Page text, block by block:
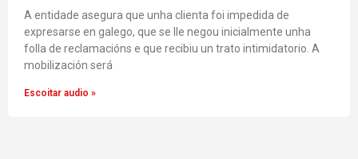
A entidade asegura que unha clienta foi impedida de
expresarse en galego, que se lle negou inicialmente unha
folla de reclamacións e que recibiu un trato intimidatorio. A
mobilización será
Escoitar audio »